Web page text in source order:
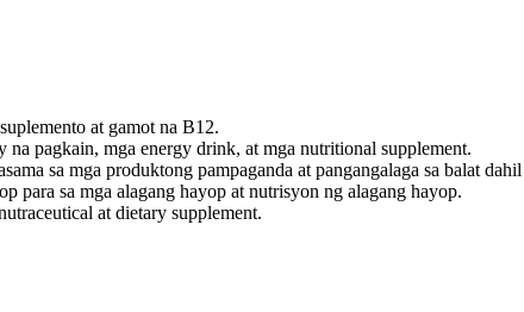
at gamot na B12.
na pagkain, mga energy drink, at mga nutritional supplement.
sa mga produktong pampaganda at pangangalaga sa balat
para sa mga alagang hayop at nutrisyon ng alagang hayop.
at dietary supplement.